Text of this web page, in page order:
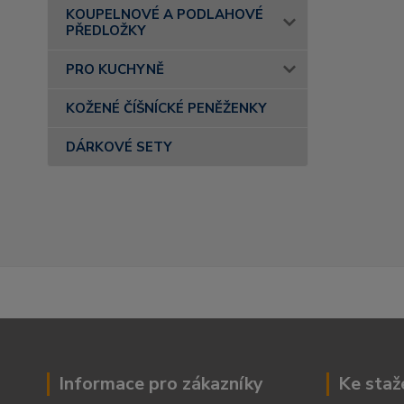
KOUPELNOVÉ A PODLAHOVÉ
PŘEDLOŽKY
PRO KUCHYNĚ
KOŽENÉ ČÍŠNÍCKÉ PENĚŽENKY
DÁRKOVÉ SETY
Informace pro zákazníky Ke